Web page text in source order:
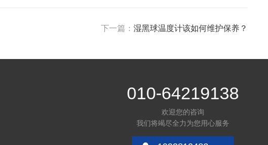
下一篇： 湿黑球温度计该如何维护保养？
010-64219138
欢迎您的咨询
我们将竭尽全力为您用心服务